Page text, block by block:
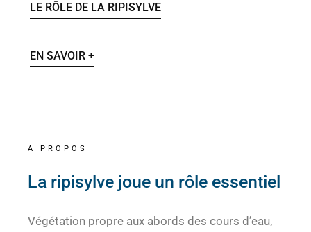
LE RÔLE DE LA RIPISYLVE
EN SAVOIR +
A PROPOS
La ripisylve joue un rôle essentiel
Végétation propre aux abords des cours d’eau,